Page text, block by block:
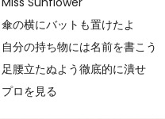
傘の横にバットも置けたよ
自分の持ち物には名前を書こう
足腰立たぬよう徹底的に潰せ
プロを見る